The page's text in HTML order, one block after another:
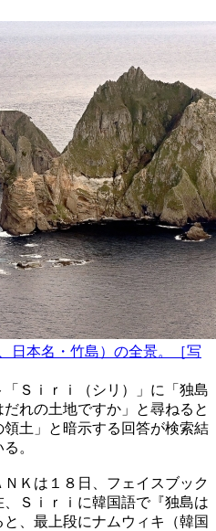
日本名・竹島）の全景。［写
Ｓｉｒｉ（シリ）」に「独島
だれの土地ですか」と尋ねると
領土」と暗示する回答が検索結
。
Ｋは１８日、フェイスブック
Ｓｉｒｉに韓国語で『独島は
、最上段にナムウィキ（韓国